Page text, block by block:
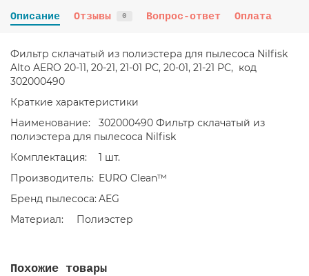
Описание
Отзывы 0 Вопрос-ответ Оплата
Фильтр склачатый из полиэстера для пылесоса Nilfisk
Alto AERO 20-11, 20-21, 21-01 PC, 20-01, 21-21 PC, код
302000490
Краткие характеристики
Наименование:
302000490 Фильтр склачатый из
полиэстера для пылесоса Nilfisk
Комплектация:
1 шт.
Производитель: EURO Clean™
Бренд пылесоса: AEG
Материал:
Полиэстер
Похожие товары